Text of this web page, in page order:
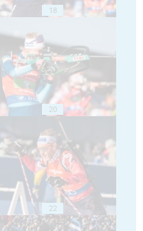
18
20
22